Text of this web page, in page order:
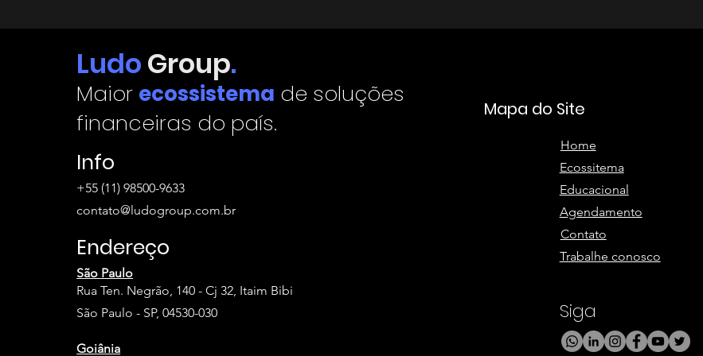
LudoGroup.
Maior ecossistema de soluções
financeiras do país.
Info
+55 (11) 98500-9633
contato@ludogroup.com.br
Endereço
São Paulo
Rua Ten. Negrão, 140 - Cj 32, Itaim Bibi
São Paulo - SP, 04530-030
Goiânia
Mapa do Site
Home
Ecossitema
Educacional
Agendamento
Contato
Trabalhe conosco
Siga